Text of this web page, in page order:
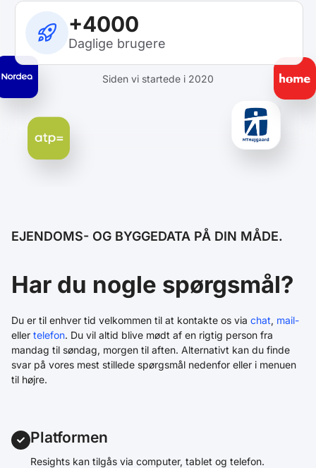
+4000
Daglige brugere
Siden vi startede i 2020
EJENDOMS- OG BYGGEDATA PÅ DIN MÅDE.
Har du nogle spørgsmål?
Du er til enhver tid velkommen til at kontakte os via chat, mail-
eller telefon. Du vil altid blive mødt af en rigtig person fra
mandag til søndag, morgen til aften. Alternativt kan du finde
svar på vores mest stillede spørgsmål nedenfor eller i menuen
til højre.
Platformen
Resights kan tilgås via computer, tablet og telefon.